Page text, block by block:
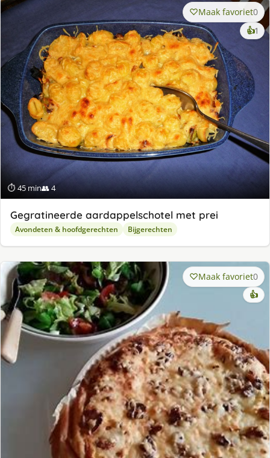
⏱ 45 min👥 4
Maak favoriet0
👍1
Gegratineerde aardappelschotel met prei
Avondeten & hoofdgerechten Bijgerechten
Maak favoriet0
👍